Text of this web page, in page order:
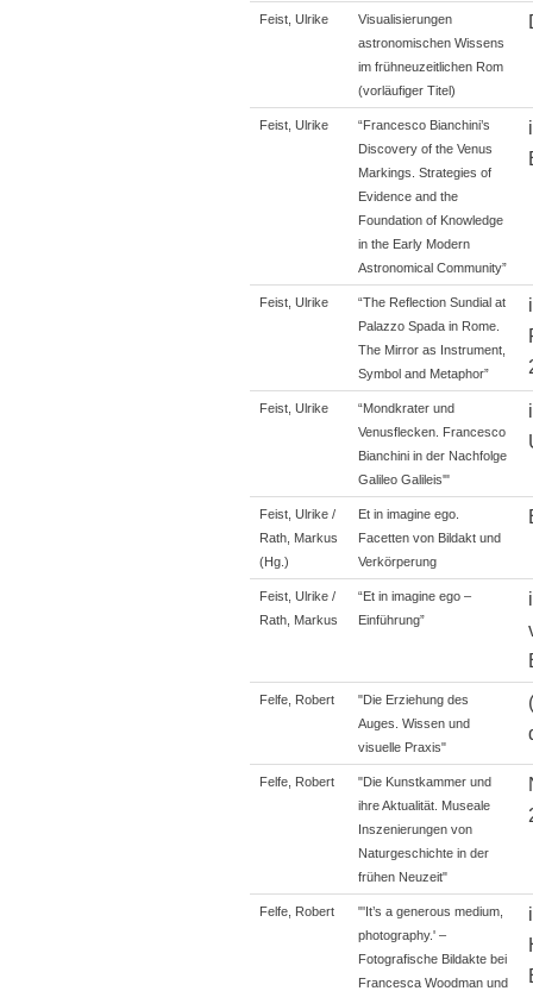
Feist, Ulrike
Visualisierungen
astronomischen Wissens
im frühneuzeitlichen Rom
(vorläufiger Titel)
Feist, Ulrike
“Francesco Bianchini’s
Discovery of the Venus
Markings. Strategies of
Evidence and the
Foundation of Knowledge
in the Early Modern
Astronomical Community”
Feist, Ulrike
“The Reflection Sundial at
Palazzo Spada in Rome.
The Mirror as Instrument,
Symbol and Metaphor”
Feist, Ulrike
“Mondkrater und
Venusflecken. Francesco
Bianchini in der Nachfolge
Galileo Galileis'"
Feist, Ulrike /
Rath, Markus
(Hg.)
Et in imagine ego.
Facetten von Bildakt und
Verkörperung
Feist, Ulrike /
Rath, Markus
“Et in imagine ego –
Einführung”
Felfe, Robert
"Die Erziehung des
Auges. Wissen und
visuelle Praxis"
Felfe, Robert
"Die Kunstkammer und
ihre Aktualität. Museale
Inszenierungen von
Naturgeschichte in der
frühen Neuzeit"
Felfe, Robert
"'It’s a generous medium,
photography.' –
Fotografische Bildakte bei
Francesca Woodman und